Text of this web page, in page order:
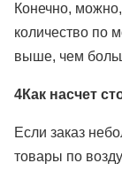
Конечно,
количество по
выше, чем
4Как насчет
Если заказ
товары по